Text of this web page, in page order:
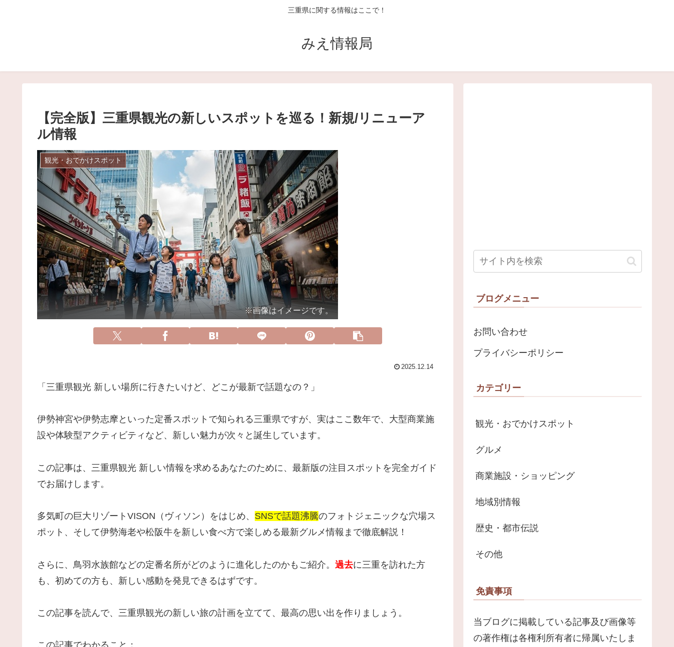
三重県に関する情報はここで！
みえ情報局
【完全版】三重県観光の新しいスポットを巡る！新規/リニューア
ル情報
観光・おでかけスポット
※画像はイメージです。
2025.12.14
「三重県観光 新しい場所に行きたいけど、どこが最新で話題なの？」
伊勢神宮や伊勢志摩といった定番スポットで知られる三重県ですが、実はここ数年で、大型商業施
設や体験型アクティビティなど、新しい魅力が次々と誕生しています。
この記事は、三重県観光 新しい情報を求めるあなたのために、最新版の注目スポットを完全ガイド
でお届けします。
多気町の巨大リゾートVISON（ヴィソン）をはじめ、 SNSで話題沸騰のフォトジェニックな穴場ス
ポット、そして伊勢海老や松阪牛を新しい食べ方で楽しめる最新グルメ情報まで徹底解説！
さらに、鳥羽水族館などの定番名所がどのように進化したのかもご紹介。 過去に三重を訪れた方
も、初めての方も、新しい感動を発見できるはずです。
この記事を読んで、三重県観光の新しい旅の計画を立てて、最高の思い出を作りましょう。
ブログメニュー
お問い合わせ
プライバシーポリシー
カテゴリー
観光・おでかけスポット
グルメ
商業施設・ショッピング
地域別情報
歴史・都市伝説
その他
免責事項
当ブログに掲載している記事及び画像等
の著作権は各権利所有者に帰属いたしま